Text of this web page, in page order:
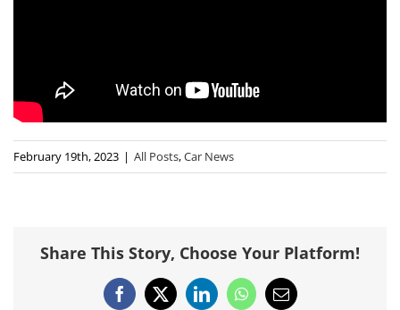
February 19th, 2023 | All Posts,Car News
Share This Story, Choose Your Platform!
Facebook
X LinkedInWhatsApp
Email